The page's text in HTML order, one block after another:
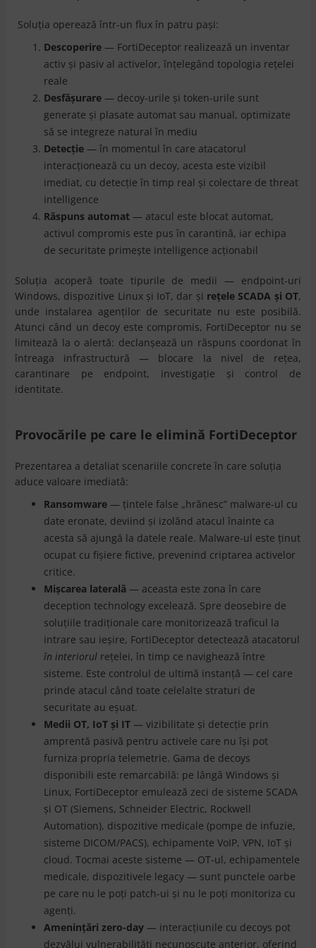
Soluția operează într-un flux în patru pași:
Descoperire — FortiDeceptor realizează un inventar
activ și pasiv al activelor, înțelegând topologia rețelei
reale
Desfășurare — decoy-urile și token-urile sunt
generate și plasate automat sau manual, optimizate
să se integreze natural în mediu
Detecție — în momentul în care atacatorul
interacționează cu un decoy, acesta este vizibil
imediat, cu detecție în timp real și colectare de threat
intelligence
Răspuns automat — atacul este blocat automat,
activul compromis este pus în carantină, iar echipa
de securitate primește intelligence acționabil
Soluția acoperă toate tipurile de medii — endpoint-uri
Windows, dispozitive Linux și IoT, dar și rețele SCADA și OT,
unde instalarea agenților de securitate nu este posibilă.
Atunci când un decoy este compromis, FortiDeceptor nu se
limitează la o alertă: declanșează un răspuns coordonat în
întreaga infrastructură — blocare la nivel de rețea,
carantinare pe endpoint, investigație și control de
identitate.
Provocările pe care le elimină FortiDeceptor
Prezentarea a detaliat scenariile concrete în care soluția
aduce valoare imediată:
Ransomware — țintele false „hrănesc” malware-ul cu
date eronate, deviind și izolând atacul înainte ca
acesta să ajungă la datele reale. Malware-ul este ținut
ocupat cu fișiere fictive, prevenind criptarea activelor
critice.
Mișcarea laterală — aceasta este zona în care
deception technology excelează. Spre deosebire de
soluțiile tradiționale care monitorizează traficul la
intrare sau ieșire, FortiDeceptor detectează atacatorul
în interiorul rețelei, în timp ce navighează între
sisteme. Este controlul de ultimă instanță — cel care
prinde atacul când toate celelalte straturi de
securitate au eșuat.
Medii OT, IoT și IT — vizibilitate și detecție prin
amprentă pasivă pentru activele care nu își pot
furniza propria telemetrie. Gama de decoys
disponibili este remarcabilă: pe lângă Windows și
Linux, FortiDeceptor emulează zeci de sisteme SCADA
și OT (Siemens, Schneider Electric, Rockwell
Automation), dispozitive medicale (pompe de infuzie,
sisteme DICOM/PACS), echipamente VoIP, VPN, IoT și
cloud. Tocmai aceste sisteme — OT-ul, echipamentele
medicale, dispozitivele legacy — sunt punctele oarbe
pe care nu le poți patch-ui și nu le poți monitoriza cu
agenți.
Amenințări zero-day — interacțiunile cu decoys pot
dezvălui vulnerabilități necunoscute anterior, oferind